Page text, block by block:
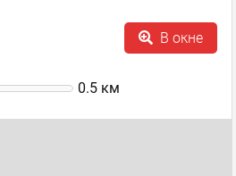
В окне
0.5 км